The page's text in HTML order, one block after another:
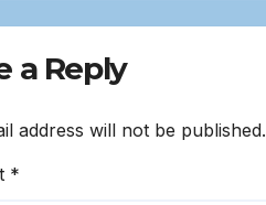
a Reply
address will not be published.
*